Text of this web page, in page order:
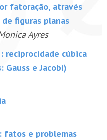
fatoração, através
figuras planas
Ayres
reciprocidade cúbica
e Jacobi)
fatos e problemas